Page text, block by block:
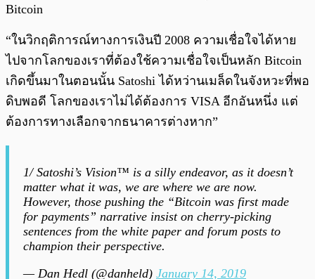
Bitcoin
“ในวิกฤติการณ์ทางการเงินปี 2008 ความเชื่อใจได้หาย
ไปจากโลกของเราที่ต้องใช้ความเชื่อใจเป็นหลัก Bitcoin
เกิดขึ้นมาในตอนนั้น Satoshi ได้หว่านเมล็ดในจังหวะที่พอ
ดิบพอดี โลกของเราไม่ได้ต้องการ VISA อีกอันหนึ่ง แต่
ต้องการทางเลือกจากธนาคารต่างหาก”
1/ Satoshi’s Vision™ is a silly endeavor, as it doesn’t
matter what it was, we are where we are now.
However, those pushing the “Bitcoin was first made
for payments” narrative insist on cherry-picking
sentences from the white paper and forum posts to
champion their perspective.
— Dan Hedl (@danheld) January 14, 2019